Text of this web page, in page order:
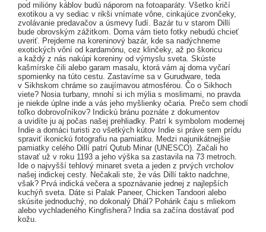
pod milióny káblov budú náporom na fotoaparáty. Všetko kričí
exotikou a vy sediac v rikši vnímate vône, cinkajúce zvončeky,
zvolávanie predavačov a úsmevy ľudí. Bazár tu v starom Dillí
bude obrovským zážitkom. Doma vám tieto fotky nebudú chcieť
uveriť. Prejdeme na koreninový bazár, kde sa nadýchneme
exotických vôní od kardamónu, cez klinčeky, až po škoricu
a každý z nás nakúpi koreniny od výmyslu sveta. Skúste
kašmírske čili alebo garam masalu, ktorá vám aj doma vyčarí
spomienky na túto cestu. Zastavíme sa v Gurudware, teda
v Sikhskom chráme so zaujímavou atmosférou. Čo o Sikhoch
viete? Nosia turbany, mnohí si ich mýlia s moslimami, no pravda
je niekde úplne inde a vás jeho myšlienky očaria. Prečo sem chodí
toľko dobrovoľníkov? Indickú bránu poznáte z dokumentov
a uvidíte ju aj počas našej prehliadky. Patrí k symbolom modernej
Indie a domáci turisti zo všetkých kútov Indie si práve sem prídu
spraviť ikonickú fotografiu na pamiatku. Medzi najunikátnejšie
pamiatky celého Dillí patrí Qutub Minar (UNESCO). Začali ho
stavať už v roku 1193 a jeho výška sa zastavila na 73 metroch.
Ide o najvyšší tehlový minaret sveta a jeden z prvých vrcholov
našej indickej cesty. Nečakali ste, že vás Dillí takto nadchne,
však? Prvá indická večera a spoznávanie jednej z najlepších
kuchýň sveta. Dáte si Palak Paneer, Chicken Tandoori alebo
skúsite jednoduchý, no dokonalý Dhál? Pohárik čaju s mliekom
alebo vychladeného Kingfishera? India sa začína dostávať pod
kožu.